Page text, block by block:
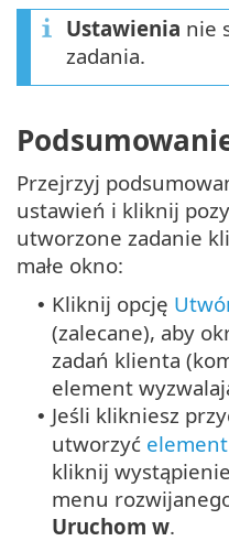
Ustawienia nie
zadania.
Przejrzyj
ustawień i kliknij
utworzone zadanie
małe okno:
• Kliknij opcję
(zalecane), aby
zadań klienta
element
• Jeśli klikniesz
utworzyć
kliknij
menu
Uruchom w.